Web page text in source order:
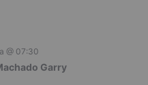
@ 07:30
Garry